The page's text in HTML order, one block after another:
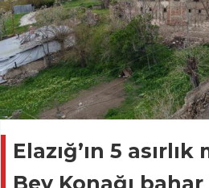
Elazığ’ın 5